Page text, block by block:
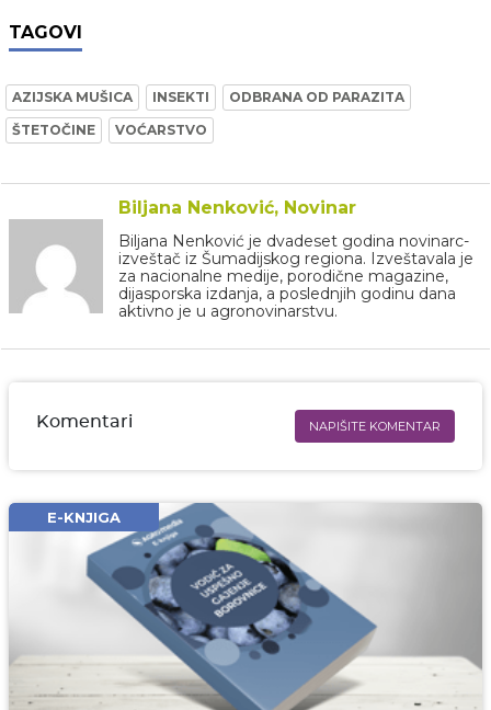
TAGOVI
AZIJSKA MUŠICA INSEKTI
ODBRANA OD PARAZITA
ŠTETOČINE
VOĆARSTVO
Biljana Nenković, Novinar
Biljana Nenković je dvadeset godina novinarc-
izveštač iz Šumadijskog regiona. Izveštavala je
za nacionalne medije, porodične magazine,
dijasporska izdanja, a poslednjih godinu dana
aktivno je u agronovinarstvu.
Komentari NAPIŠITE KOMENTAR
Email* obavezno
Komentar* obavezno
E-KNJIGA